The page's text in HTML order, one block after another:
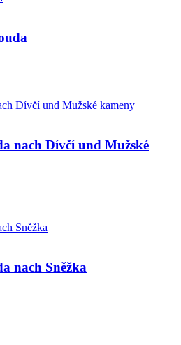
nach Dívčí und Mužské
nach Sněžka